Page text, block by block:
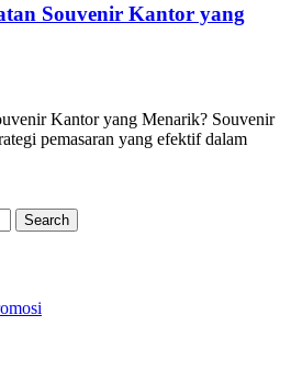
Souvenir Kantor yang
Kantor yang Menarik? Souvenir
pemasaran yang efektif dalam
Search